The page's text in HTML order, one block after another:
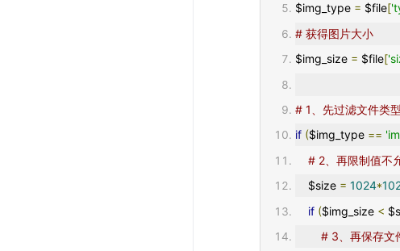
$img_type = $file[
# 获得图片大小
$img_size = $file[
# 1、先过滤文件类
if ($img_type ==
# 2、再限制值不
    $size
= 1024*
if ($img_size <
# 3、再保存文